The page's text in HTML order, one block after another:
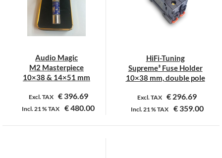
optie
kan
gekozen
de
productpagina
optie
kan
gekozen
de
productpagina
Audio Magic
M2 Masterpiece
10×38 & 14×51 mm
Excl. TAX €396.69
Incl.21 %TAX €480.00
HiFi-Tuning
Supreme³ Fuse Holder
10×38 mm, double pole
Excl. TAX € 296.69
Incl.21 %TAX €359.00
Dit